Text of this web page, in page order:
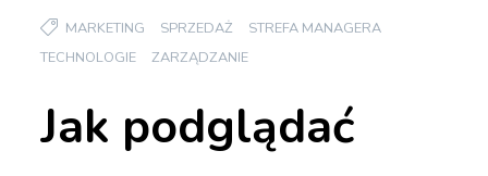
MARKETING SPRZEDAŻ
STREFA MANAGERA
TECHNOLOGIE
ZARZĄDZANIE
Jak podglądać